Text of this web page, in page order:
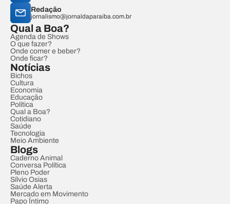
Redação
jornalismo@jornaldaparaiba.com.br
Qual a Boa?
Agenda de Shows
O que fazer?
Onde comer e beber?
Onde ficar?
Notícias
Bichos
Cultura
Economia
Educação
Política
Qual a Boa?
Cotidiano
Saúde
Tecnologia
Meio Ambiente
Blogs
Caderno Animal
Conversa Política
Pleno Poder
Sílvio Osias
Saúde Alerta
Mercado em Movimento
Papo Íntimo